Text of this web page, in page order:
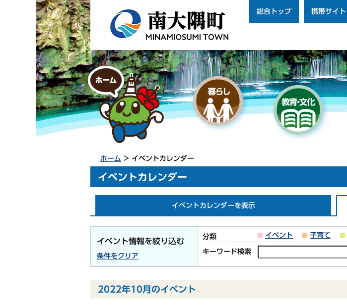
総合トップ 携帯サイト
ホーム > イベントカレンダー
イベントカレンダー
イベントカレンダーを表示
イベント情報を絞り込む
条件をクリア
分類 イベント 子育て
キーワード検索
2022年10月のイベント